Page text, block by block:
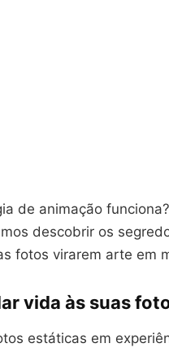
de animação
descobrir os
fotos virarem arte em
vida às suas
estáticas em